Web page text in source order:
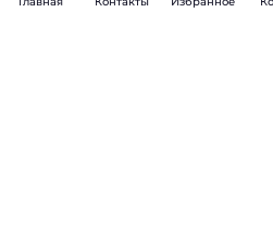
Доставка по всей